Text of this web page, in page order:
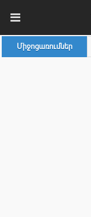
Միջոցառումներ